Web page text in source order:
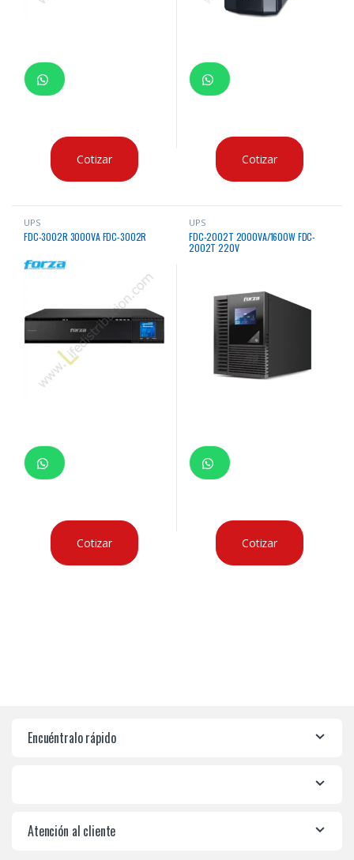
Cotizar Cotizar
UPS
FDC-3002R 3000VA FDC-3002R
Cotizar
UPS
FDC-2002T 2000VA/1600W FDC-
2002T 220V
Cotizar
Encuéntralo rápido
Atención al cliente